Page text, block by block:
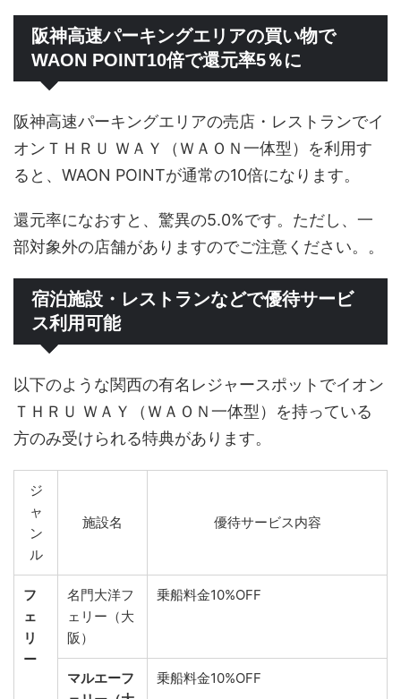
阪神高速パーキングエリアの買い物で
WAON POINT10倍で還元率5％に
阪神高速パーキングエリアの売店・レストランでイ
オンＴＨＲＵ ＷＡＹ（ＷＡＯＮ一体型）を利用す
ると、WAON POINTが通常の10倍になります。
還元率になおすと、驚異の5.0%です。ただし、一
部対象外の店舗がありますのでご注意ください。。
宿泊施設・レストランなどで優待サービ
ス利用可能
以下のような関西の有名レジャースポットでイオン
ＴＨＲＵ ＷＡＹ（ＷＡＯＮ一体型）を持っている
方のみ受けられる特典があります。
ジ
ャ
ン
ル
施設名 優待サービス内容
フ
ェ
リ
ー
名門大洋フ
ェリー（大
阪）
乗船料金10%OFF
マルエーフ
乗船料金10%OFF